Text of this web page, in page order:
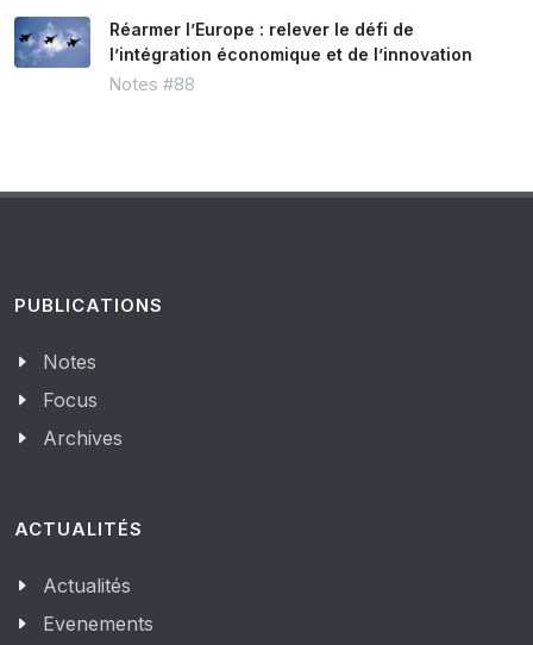
Réarmer l’Europe : relever le défi de
l’intégration économique et de l’innovation
Notes #88
PUBLICATIONS
Notes
Focus
Archives
ACTUALITÉS
Actualités
Evenements